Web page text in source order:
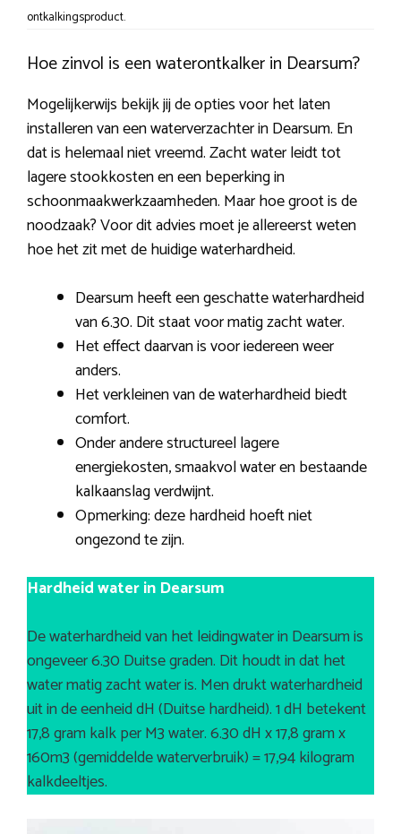
ontkalkingsproduct.
Hoe zinvol is een waterontkalker in Dearsum?
Mogelijkerwijs bekijk jij de opties voor het laten
installeren van een waterverzachter in Dearsum. En
dat is helemaal niet vreemd. Zacht water leidt tot
lagere stookkosten en een beperking in
schoonmaakwerkzaamheden. Maar hoe groot is de
noodzaak? Voor dit advies moet je allereerst weten
hoe het zit met de huidige waterhardheid.
Dearsum heeft een geschatte waterhardheid
van 6.30. Dit staat voor matig zacht water.
Het effect daarvan is voor iedereen weer
anders.
Het verkleinen van de waterhardheid biedt
comfort.
Onder andere structureel lagere
energiekosten, smaakvol water en bestaande
kalkaanslag verdwijnt.
Opmerking: deze hardheid hoeft niet
ongezond te zijn.
Hardheid water in Dearsum
De waterhardheid van het leidingwater in Dearsum is
ongeveer 6.30 Duitse graden. Dit houdt in dat het
water matig zacht water is. Men drukt waterhardheid
uit in de eenheid dH (Duitse hardheid). 1 dH betekent
17,8 gram kalk per M3 water. 6.30 dH x 17,8 gram x
160m3 (gemiddelde waterverbruik) = 17,94 kilogram
kalkdeeltjes.